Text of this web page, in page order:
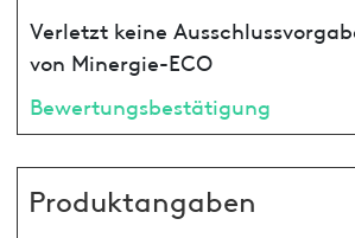
Verletzt keine
von Minergie-ECO
Bewertungsbestätigung
Produktangaben